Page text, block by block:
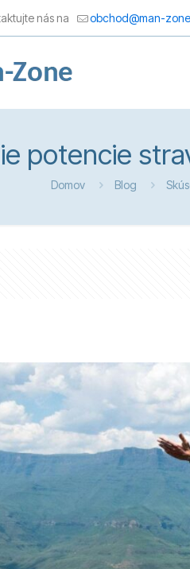
nás na obchod@man-
potencie
Domov Blog